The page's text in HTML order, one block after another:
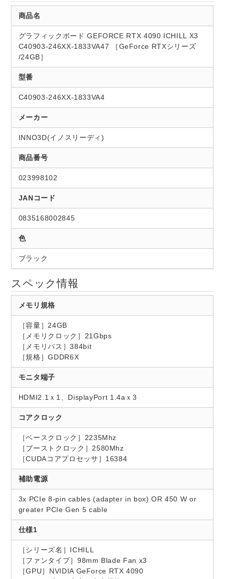
商品名
グラフィックボード GEFORCE RTX 4090 ICHILL X3
C40903-246XX-1833VA47 ［GeForce RTXシリーズ
/24GB］
型番
C40903-246XX-1833VA4
メーカー
INNO3D(イノスリーディ)
商品番号
023998102
JANコード
0835168002845
色
ブラック
スペック情報
メモリ規格
［容量］24GB
［メモリクロック］21Gbps
［メモリバス］384bit
［規格］GDDR6X
モニタ端子
HDMI2.1ｘ1、DisplayPort 1.4aｘ3
コアクロック
［ベースクロック］2235Mhz
［ブーストクロック］2580Mhz
［CUDAコアプロセッサ］16384
補助電源
3x PCIe 8-pin cables (adapter in box) OR 450 W or
greater PCIe Gen 5 cable
仕様1
［シリーズ名］ICHILL
［ファンタイプ］98mm Blade Fan x3
［GPU］NVIDIA GeForce RTX 4090